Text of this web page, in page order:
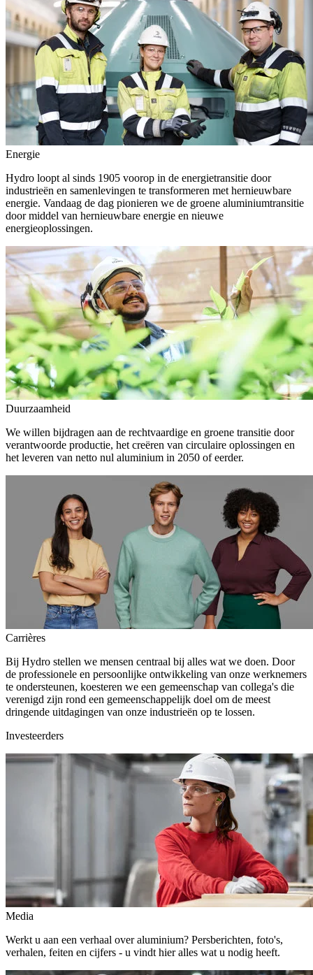
Energie
Hydro loopt al sinds 1905 voorop in de energietransitie door
industrieën en samenlevingen te transformeren met hernieuwbare
energie. Vandaag de dag pionieren we de groene aluminiumtransitie
door middel van hernieuwbare energie en nieuwe
energieoplossingen.
Duurzaamheid
We willen bijdragen aan de rechtvaardige en groene transitie door
verantwoorde productie, het creëren van circulaire oplossingen en
het leveren van netto nul aluminium in 2050 of eerder.
Carrières
Bij Hydro stellen we mensen centraal bij alles wat we doen. Door
de professionele en persoonlijke ontwikkeling van onze werknemers
te ondersteunen, koesteren we een gemeenschap van collega's die
verenigd zijn rond een gemeenschappelijk doel om de meest
dringende uitdagingen van onze industrieën op te lossen.
Investeerders
Media
Werkt u aan een verhaal over aluminium? Persberichten, foto's,
verhalen, feiten en cijfers - u vindt hier alles wat u nodig heeft.